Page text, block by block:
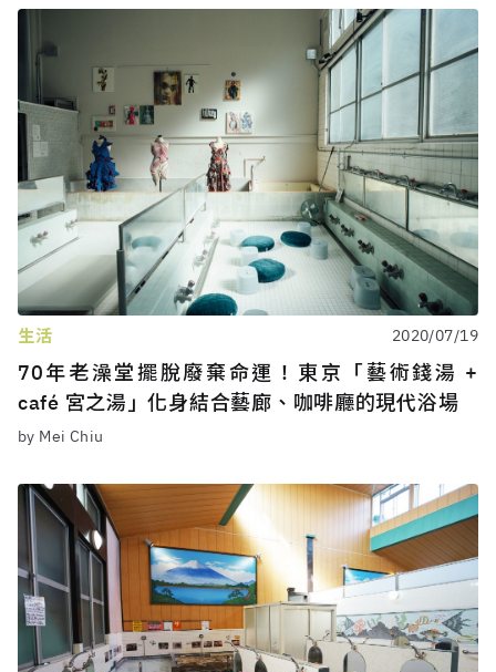
生活 2020/07/19
70年老澡堂擺脫廢棄命運！東京「藝術錢湯 +
café 宮之湯」化身結合藝廊、咖啡廳的現代浴場
by Mei Chiu